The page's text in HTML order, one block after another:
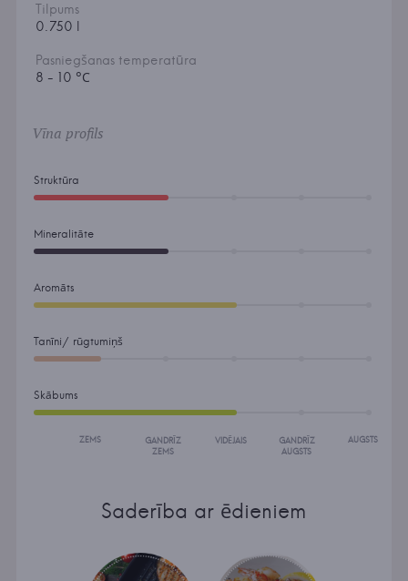
Tilpums
0.750 l
Pasniegšanas temperatūra
8 - 10 °С
Vīna profils
Struktūra
Mineralitāte
Aromāts
Tanīni/ rūgtumiņš
Skābums
ZEMS
GANDRĪZ
ZEMS
VIDĒJAIS
GANDRĪZ
AUGSTS
AUGSTS
Saderība ar ēdieniem